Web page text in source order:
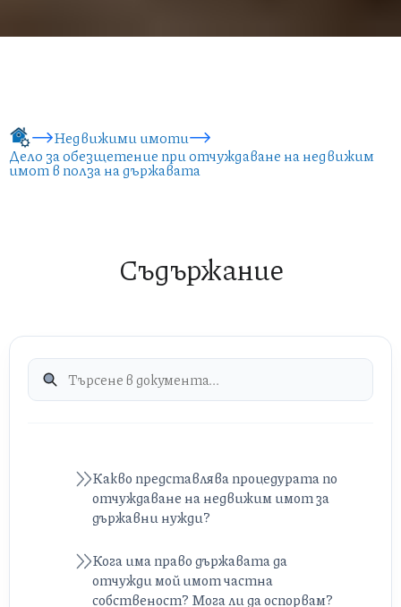
Недвижими имоти
Дело за обезщетение при отчуждаване на недвижим
имот в полза на държавата
Съдържание
Какво представлява процедурата по
отчуждаване на недвижим имот за
държавни нужди?
Кога има право държавата да
отчужди мой имот частна
собственост? Мога ли да оспорвам?